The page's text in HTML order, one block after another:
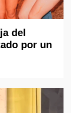
del
por un